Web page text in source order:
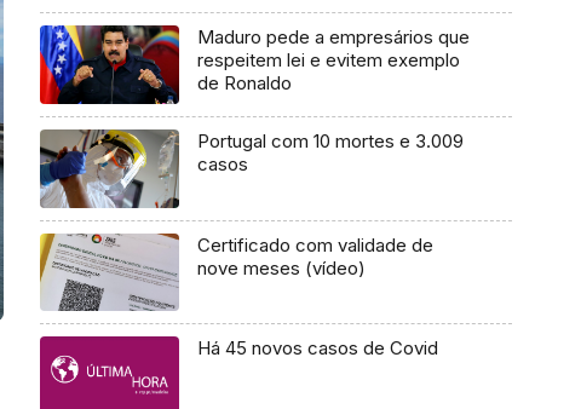
Maduro pede a empresários que
respeitem lei e evitem exemplo
de Ronaldo
Portugal com 10 mortes e 3.009
casos
Certificado com validade de
nove meses (vídeo)
Há 45 novos casos de Covid